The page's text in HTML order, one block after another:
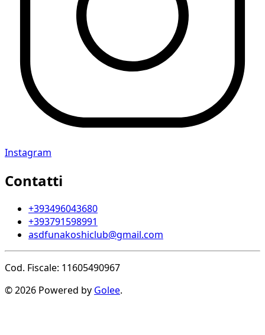
Instagram
Contatti
+393496043680
+393791598991
asdfunakoshiclub@gmail.com
Cod. Fiscale: 11605490967
© 2026 Powered by Golee.